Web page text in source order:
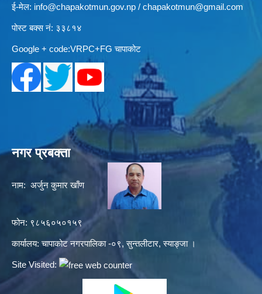
ई-मेल: info@chapakotmun.gov.np / chapakotmun@gmail.com
पोस्ट बक्स नं: ३३८१४
Google + code:VRPC+FG चापाकोट
नगर प्रबक्ता
नाम: अर्जुन कुमार खाँण
फोन: ९८५६०५०१५९
कार्यालय: चापाकोट नगरपालिका -०९, सुन्तलीटार, स्याङ्जा ।
Site Visited: